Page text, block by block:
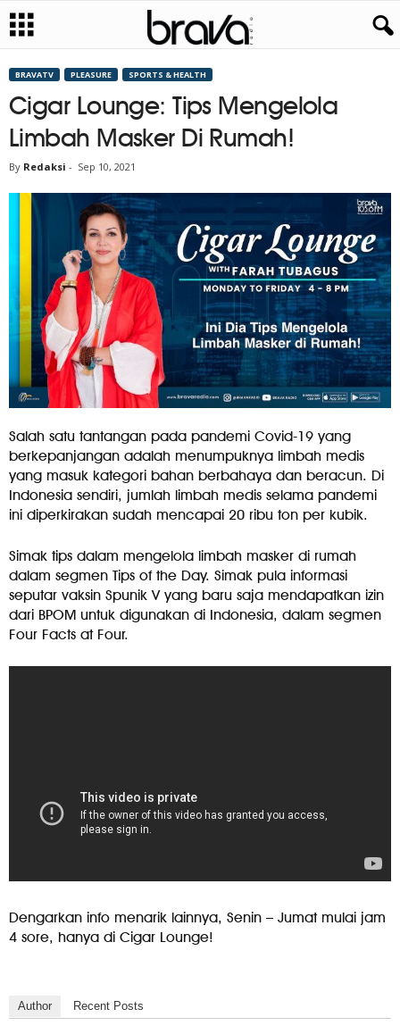
BRAVATV PLEASURE SPORTS & HEALTH
Cigar Lounge: Tips Mengelola
Limbah Masker Di Rumah!
By Redaksi - Sep 10, 2021
Salah satu tantangan pada pandemi Covid-19 yang
berkepanjangan adalah menumpuknya limbah medis
yang masuk kategori bahan berbahaya dan beracun. Di
Indonesia sendiri, jumlah limbah medis selama pandemi
ini diperkirakan sudah mencapai 20 ribu ton per kubik.
Simak tips dalam mengelola limbah masker di rumah
dalam segmen Tips of the Day. Simak pula informasi
seputar vaksin Spunik V yang baru saja mendapatkan izin
dari BPOM untuk digunakan di Indonesia, dalam segmen
Four Facts at Four.
Dengarkan info menarik lainnya, Senin – Jumat mulai jam
4 sore, hanya di Cigar Lounge!
Author Recent Posts